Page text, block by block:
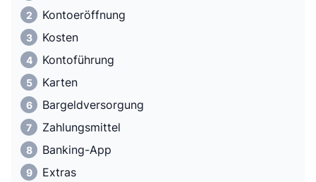
Kontoeröffnung
Kosten
Kontoführung
Karten
Bargeldversorgung
Zahlungsmittel
Banking-App
Extras